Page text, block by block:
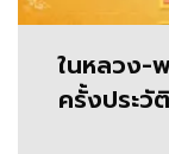
ในหลวง-
ครั้งประ